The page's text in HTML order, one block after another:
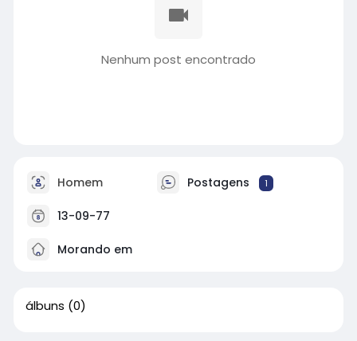
Nenhum post encontrado
Homem Postagens 1
13-09-77
Morando em
álbuns (0)